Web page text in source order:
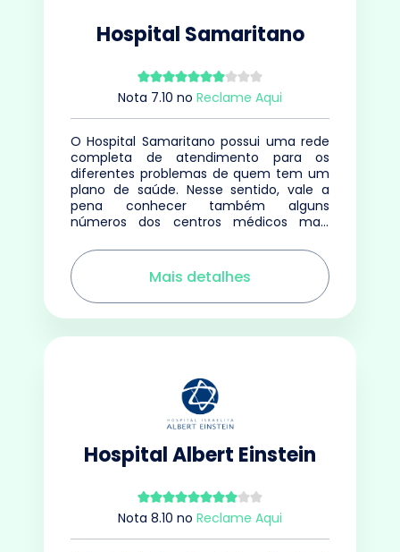
Hospital Samaritano
Nota 7.10 no Reclame Aqui
O Hospital Samaritano possui uma rede
completa de atendimento para os
diferentes problemas de quem tem um
plano de saúde. Nesse sentido, vale a
pena conhecer também alguns
números dos centros médicos mais
Mais detalhes
Hospital Albert Einstein
Nota 8.10 no Reclame Aqui